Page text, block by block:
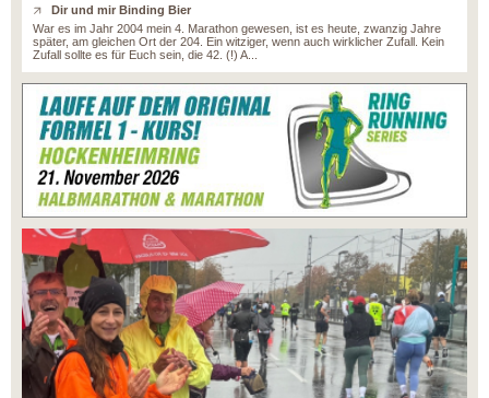
Dir und mir Binding Bier
War es im Jahr 2004 mein 4. Marathon gewesen, ist es heute, zwanzig Jahre
später, am gleichen Ort der 204. Ein witziger, wenn auch wirklicher Zufall. Kein
Zufall sollte es für Euch sein, die 42. (!) A...